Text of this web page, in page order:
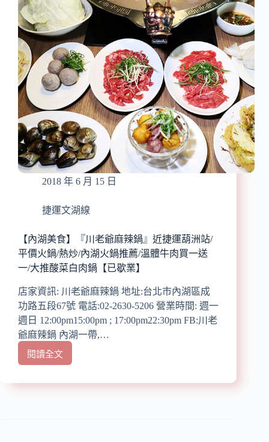
頌.
可
頌
專
賣
店』
近
大
安
捷
運
站/
全
台
獨
專
修
頌/
早
餐/
午
餐/
下
午
茶/
法
式
心/
2018 年 6 月 15 日
捷運文湖線
【內湖美食】『川老爺麻辣鍋』近捷運葫洲站/
平價火鍋/熱炒/內湖火鍋推薦/溫體牛肉買一送
一/大推酸菜白肉鍋【已歇業】
店家資訊: 川老爺麻辣鍋 地址:台北市內湖區成
功路五段67號 電話:02-2630-5206 營業時間: 週一
週日 12:00pm15:00pm ; 17:00pm22:30pm FB:川老
爺麻辣鍋 內湖一帶,…
閱讀全文
【內
美